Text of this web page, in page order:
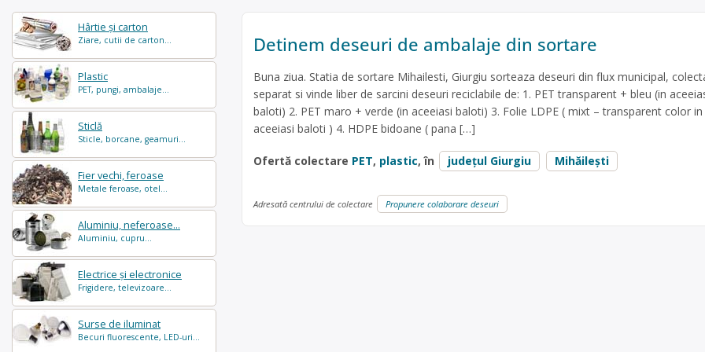
Hârtie și carton
Ziare, cutii de carton...
Plastic
PET, pungi, ambalaje...
Sticlă
Sticle, borcane, geamuri...
Fier vechi, feroase
Metale feroase, otel...
Aluminiu, neferoase...
Aluminiu, cupru...
Electrice și electronice
Frigidere, televizoare...
Surse de iluminat
Becuri fluorescente, LED-uri...
Detinem deseuri de ambalaje din sortare
Buna ziua. Statia de sortare Mihailesti, Giurgiu sorteaza deseuri din flux municipal,
separat si vinde liber de sarcini deseuri reciclabile de: 1. PET transparent + bleu (in
baloti) 2. PET maro + verde (in aceeiasi baloti) 3. Folie LDPE ( mixt – transparent color in
aceeiasi baloti ) 4. HDPE bidoane ( pana […]
Ofertă colectare PET, plastic, în județul Giurgiu Mihăilești
Adresată centrului de colectare Propunere colaborare deseuri